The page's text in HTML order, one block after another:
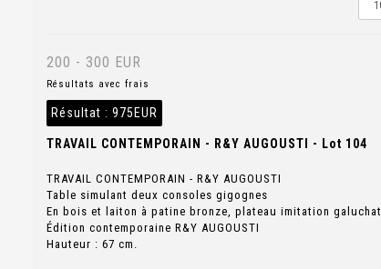
200 - 300 EUR
Résultats avec frais
Résultat : 975EUR
TRAVAIL CONTEMPORAIN - R&Y AUGOUSTI - Lot 104
TRAVAIL CONTEMPORAIN - R&Y AUGOUSTI
Table simulant deux consoles gigognes
En bois et laiton à patine bronze, plateau imitation galuchat
Édition contemporaine R&Y AUGOUSTI
Hauteur : 67 cm.